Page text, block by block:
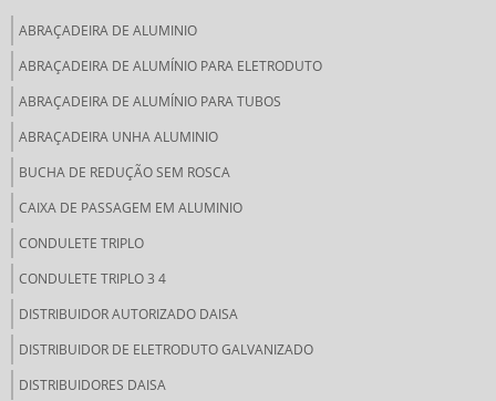
ABRAÇADEIRA DE ALUMINIO
ABRAÇADEIRA DE ALUMÍNIO PARA ELETRODUTO
ABRAÇADEIRA DE ALUMÍNIO PARA TUBOS
ABRAÇADEIRA UNHA ALUMINIO
BUCHA DE REDUÇÃO SEM ROSCA
CAIXA DE PASSAGEM EM ALUMINIO
CONDULETE TRIPLO
CONDULETE TRIPLO 3 4
DISTRIBUIDOR AUTORIZADO DAISA
DISTRIBUIDOR DE ELETRODUTO GALVANIZADO
DISTRIBUIDORES DAISA